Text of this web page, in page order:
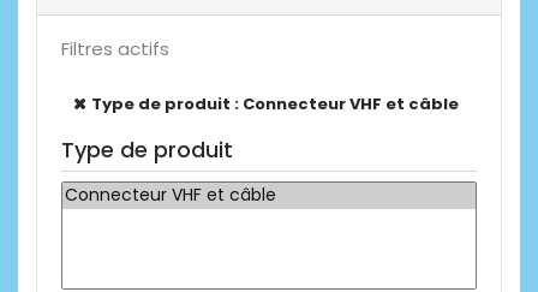
Filtres actifs
Type de produit : Connecteur VHF et câble
Type de produit